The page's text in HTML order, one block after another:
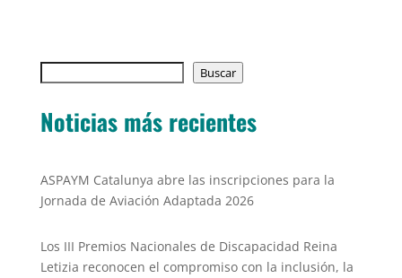
e
b
o
o
k
er l
p
p
Buscar
Noticias más recientes
ASPAYM Catalunya abre las inscripciones para la
Jornada de Aviación Adaptada 2026
Los III Premios Nacionales de Discapacidad Reina
Letizia reconocen el compromiso con la inclusión, la